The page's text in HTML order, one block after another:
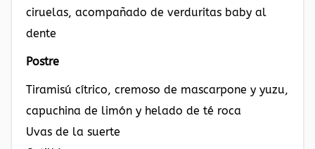
ciruelas, acompañado de verduritas baby al
dente
Postre
Tiramisú cítrico, cremoso de mascarpone y yuzu,
capuchina de limón y helado de té roca
Uvas de la suerte